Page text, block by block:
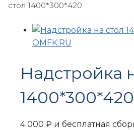
стол 1400*300*420
Надстройка
1400*300*420
4 000 ₽ и бесплатная